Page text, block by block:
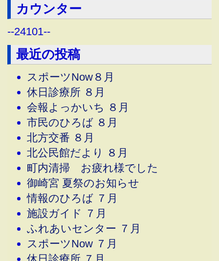
カウンター
--24101--
最近の投稿
スポーツNow８月
休日診療所 ８月
会報よっかいち ８月
市民のひろば ８月
北方交番 ８月
北公民館だより ８月
町内清掃 お疲れ様でした
御崎宮 夏祭のお知らせ
情報のひろば ７月
施設ガイド ７月
ふれあいセンター ７月
スポーツNow ７月